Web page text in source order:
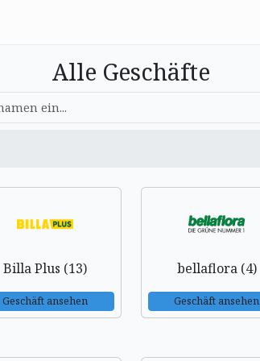
Alle Geschäfte
Billa Plus (13)
Geschäft ansehen
bellaflora (4)
Geschäft ansehen